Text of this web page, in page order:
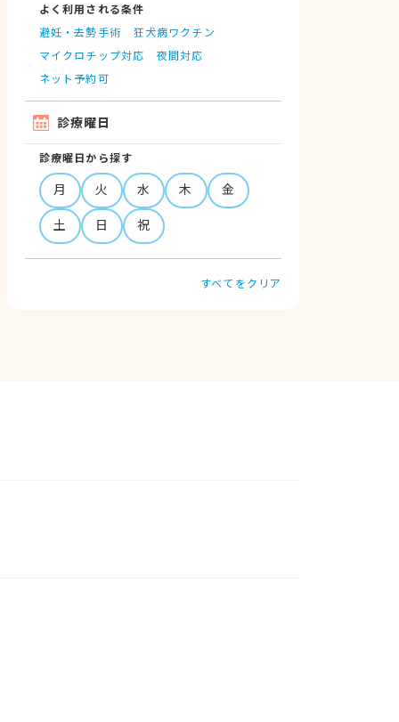
よく利用される条件
避妊・去勢手術
狂犬病ワクチン
マイクロチップ対応
夜間対応
ネット予約可
診療曜日
診療曜日から探す
月 火 水 木
金
土
日 祝
すべてをクリア